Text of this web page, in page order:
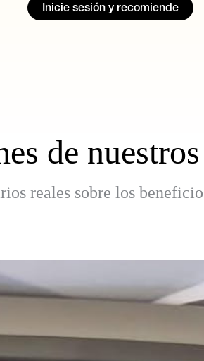
Inicie sesión y recomiende
de
reales sobre los